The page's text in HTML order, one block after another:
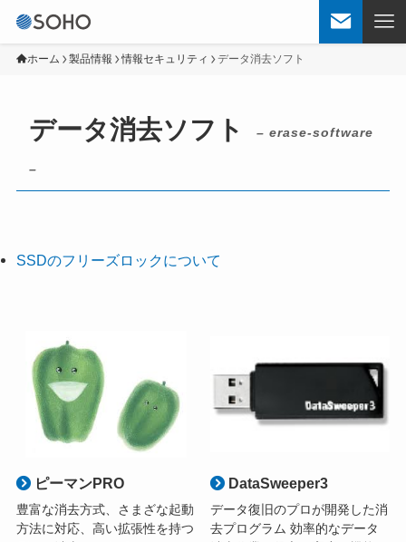
ホーム 製品情報 情報セキュリティ データ消去ソフト
データ消去ソフト – erase-software
–
SSDのフリーズロックについて
ピーマンPRO
豊富な消去方式、さまざな起動
方法に対応、高い拡張性を持つ
DataSweeper3
データ復旧のプロが開発した消
去プログラム 効率的なデータ